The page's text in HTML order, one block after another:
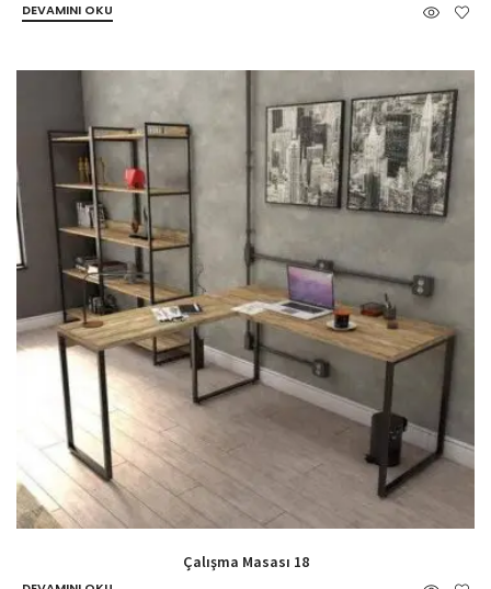
DEVAMINI OKU
Çalışma Masası 18